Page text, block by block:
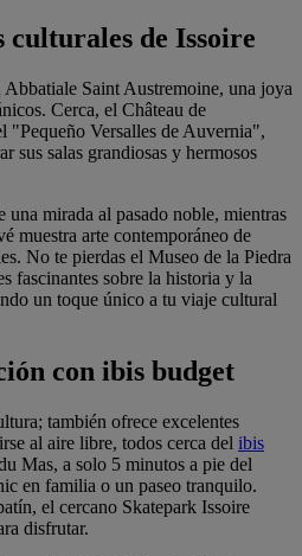
culturales de Issoire
Abbatiale Saint Austremoine, una joya
Cerca, el Château de
"Pequeño Versalles de Auvernia",
sus salas grandiosas y hermosos
mirada al pasado noble, mientras
muestra arte contemporáneo de
No te pierdas el Museo de la Piedra
fascinantes sobre la historia y la
un toque único a tu viaje cultural
con ibis budget
también ofrece excelentes
al aire libre, todos cerca del ibis
Mas, a solo 5 minutos a pie del
en familia o un paseo tranquilo.
el cercano Skatepark Issoire
disfrutar.